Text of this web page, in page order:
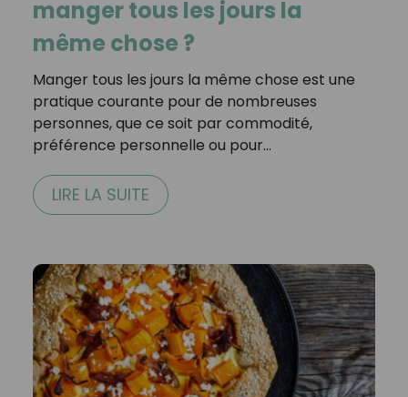
manger tous les jours la
même chose ?
Manger tous les jours la même chose est une
pratique courante pour de nombreuses
personnes, que ce soit par commodité,
préférence personnelle ou pour…
LIRE LA SUITE